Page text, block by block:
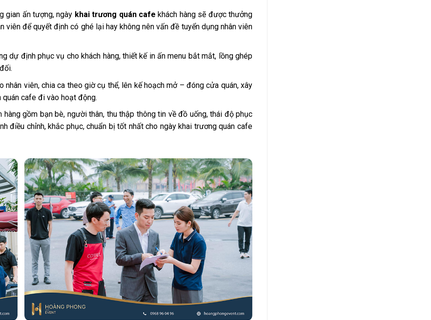
gian ấn tượng, ngày khai trương quán cafe khách hàng sẽ được thưởng
để quyết định có ghé lại hay không nên vấn đề tuyển dụng nhân viên
dự định phục vụ cho khách hàng, thiết kế in ấn menu bắt mắt, lồng ghép
viên, chia ca theo giờ cụ thể, lên kế hoạch mở – đóng cửa quán, xây
quán cafe đi vào hoạt động.
gồm bạn bè, người thân, thu thập thông tin về đồ uống, thái độ phục
điều chỉnh, khắc phục, chuẩn bị tốt nhất cho ngày khai trương quán cafe